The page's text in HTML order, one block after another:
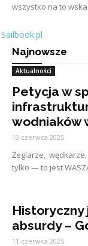
Sailbook.pl
wszystko na to
Najnowsze
Aktualności
Petycja w
wodniaków
13 czerwca 2025
Żeglarze,
tylko — to jest
absurdy –
11 czerwca 2025